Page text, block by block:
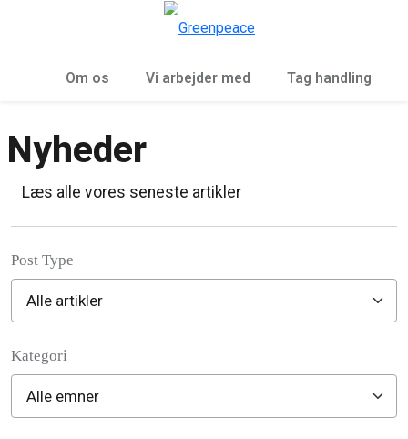
Om os Vi arbejder med Tag handling
Nyheder
Læs alle vores seneste artikler
Post Type
Kategori